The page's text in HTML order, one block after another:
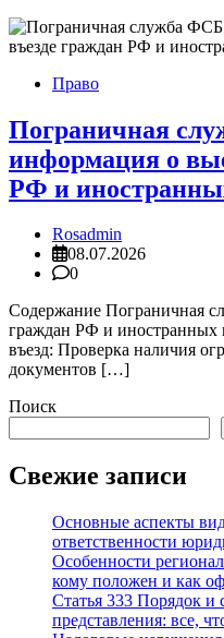
Право
Пограничная
информация о
РФ и
Rosadmin
08.07.2026
0
Содержание Пограничная
граждан РФ и иностранных
въезд: Проверка наличия
документов […]
Поиск
Свежие записи
Основные аспекты
ответственности
Особенности
кому положен и как
Статья 333 Порядок и
представления: все,